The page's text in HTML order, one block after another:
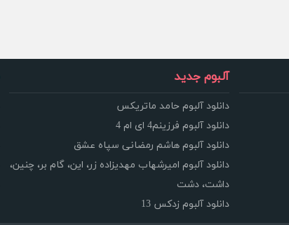
آلبوم جدید
دانلود آلبوم حامد ماتریکس
دانلود آلبوم فرزینم4 ای ام 4
دانلود آلبوم هاشم رمضانی سپاه عشق
دانلود آلبوم امیرشهاب مهدیزاده زر، این، گام بر، چنین،
داشت، دشت
دانلود آلبوم زدکس 13